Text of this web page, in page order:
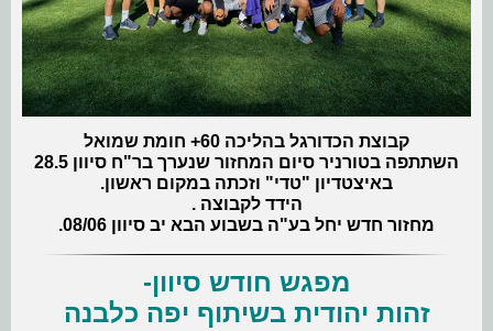
קבוצת הכדורגל בהליכה 60+ חומת שמואל
השתתפה בטורניר סיום המחזור שנערך בר"ח סיוון 28.5
באיצטדיון "טדי" וזכתה במקום ראשון.
הידד לקבוצה .
מחזור חדש יחל בע"ה בשבוע הבא יב סיוון 08/06.
מפגש חודש סיוון-
זהות יהודית בשיתוף יפה כלבנה